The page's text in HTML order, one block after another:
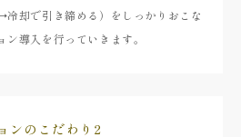
却で引き締める）をしっかりおこな
導入を行っていきます。
ンのこだわり2